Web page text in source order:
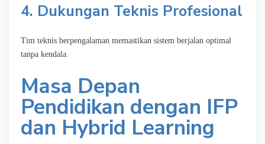
4. Dukungan Teknis Profesional
Tim teknis berpengalaman memastikan sistem berjalan optimal
tanpa kendala.
Masa Depan
Pendidikan dengan IFP
dan Hybrid Learning